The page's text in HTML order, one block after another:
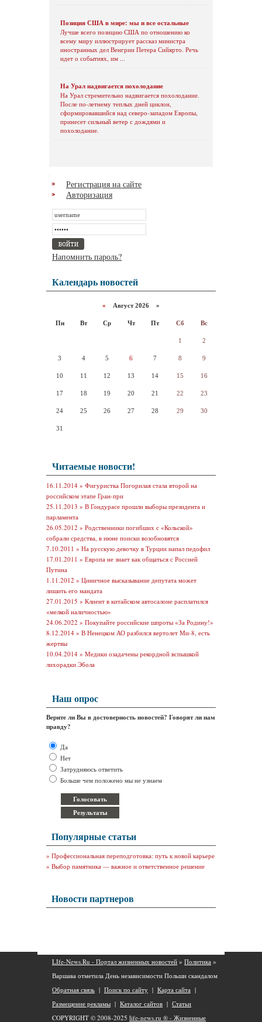
Позиция США в мире: мы и все остальные
Лучше всего позицию США по отношению ко
всему миру иллюстрирует рассказ министра
иностранных дел Венгрии Петера Сийярто. Речь
идет о событиях, им ...
На Урал надвигается похолодание
На Урал стремительно надвигается похолодание.
После по-летнему теплых дней циклон,
сформировавшийся над северо-западом Европы,
принесет сильный ветер с дождями и
похолодание.
Регистрация на сайте
Авторизация
Напомнить пароль?
Календарь новостей
« Август 2026 »
Пн Вт Ср Чт Пт Сб Вс
1 2
3 4 5 6 7 8 9
10 11 12 13 14 15 16
17 18 19 20 21 22 23
24 25 26 27 28 29 30
31
Читаемые новости!
16.11.2014 » Фигуристка Погорилая стала второй на
российском этапе Гран-при
25.11.2013 » В Гондурасе прошли выборы президента и
парламента
26.05.2012 » Родственники погибших с «Кольской»
собрали средства, в июне поиски возобновятся
7.10.2011 » На русскую девочку в Турции напал педофил
17.01.2011 » Европа не знает как общаться с Россией
Путина
1.11.2012 » Циничное высказывание депутата может
лишить его мандата
27.01.2015 » Клиент в китайском автосалоне расплатился
«мелкой наличностью»
24.06.2022 » Покупайте российские шпроты «За Родину!»
8.12.2014 » В Ненецком АО разбился вертолет Ми-8, есть
жертвы
10.04.2014 » Медики озадачены рекордной вспышкой
лихорадки Эбола
Наш опрос
Верите ли Вы в достоверность новостей? Говорят ли нам
правду?
Да
Нет
Затрудняюсь ответить
Больше чем положено мы не узнаем
Популярные статьи
» Профессиональная переподготовка: путь к новой карьере
» Выбор памятника — важное и ответственное решение
Новости партнеров
LIfe-News.Ru - Портал жизненных новостей » Политика »
Варшава отметила День независимости Польши скандалом
Обратная связь | Поиск по сайту | Карта сайта |
Размещение рекламы | Каталог сайтов | Статьи
COPYRIGHT © 2008-2025 life-news.ru ® - Жизненные